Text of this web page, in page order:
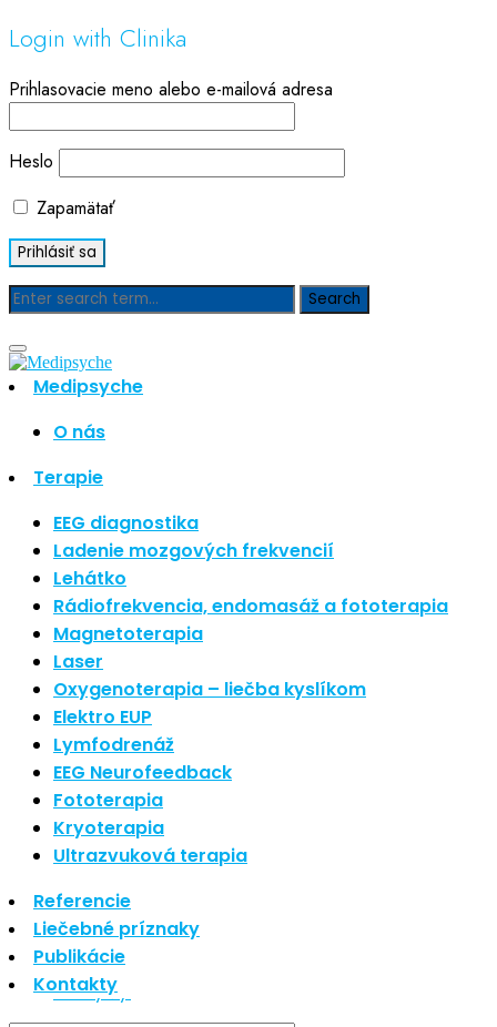
Login with Clinika
Prihlasovacie meno alebo e-mailová adresa
Heslo
Zapamätať
Medipsyche
O nás
Terapie
EEG diagnostika
Ladenie mozgových frekvencií
Lehátko
Rádiofrekvencia, endomasáž a fototerapia
Magnetoterapia
Laser
Oxygenoterapia – liečba kyslíkom
Elektro EUP
Lymfodrenáž
EEG Neurofeedback
Fototerapia
Kryoterapia
Ultrazvuková terapia
Referencie
Liečebné príznaky
Publikácie
Kontakty
Blog
Hľadať
Najnovšie články
Nové polarizované svetlo
So psoriázou netreba žiť
Rozšírenie služieb
Hudba a vývoj mozgu
Najnovšie komentáre
Žiadne komentáre na zobrazenie.
Archív
september 2021
apríl 2021
august 2020
Kategórie
Nezaradené
Skin Care
Zdravý štýl